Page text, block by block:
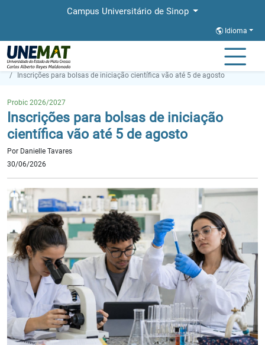
Campus Universitário de Sinop
Idioma
Página Inicial
Inscrições para bolsas de iniciação científica vão até 5 de agosto
Probic 2026/2027
Inscrições para bolsas de iniciação
científica vão até 5 de agosto
Por Danielle Tavares
30/06/2026